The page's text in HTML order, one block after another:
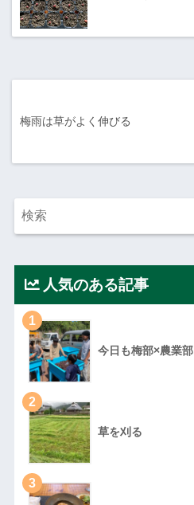
梅雨は草がよく伸びる
人気のある記事
1
今日も梅部×農業部
2
草を刈る
3